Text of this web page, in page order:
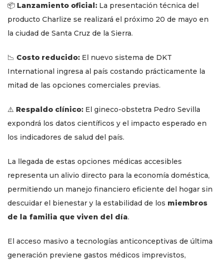
📦 Lanzamiento oficial: La presentación técnica del
producto Charlize se realizará el próximo 20 de mayo en
la ciudad de Santa Cruz de la Sierra.
📉 Costo reducido: El nuevo sistema de DKT
International ingresa al país costando prácticamente la
mitad de las opciones comerciales previas.
⚠️ Respaldo clínico: El gineco-obstetra Pedro Sevilla
expondrá los datos científicos y el impacto esperado en
los indicadores de salud del país.
La llegada de estas opciones médicas accesibles
representa un alivio directo para la economía doméstica,
permitiendo un manejo financiero eficiente del hogar sin
descuidar el bienestar y la estabilidad de los miembros
de la familia que viven del día.
El acceso masivo a tecnologías anticonceptivas de última
generación previene gastos médicos imprevistos,